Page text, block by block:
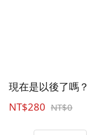
現在是以後了嗎？
NT$280 NT$0